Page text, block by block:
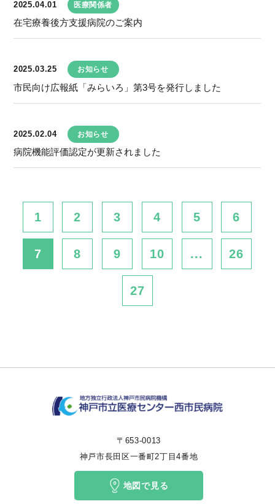
2025.04.01 医療関係者
在宅療養後方支援病院のご案内
2025.03.25 お知らせ
市民向け広報紙「みらいろ」第3号を発行しました
2025.02.04 お知らせ
病院機能評価認定が更新されました
1 2 3 4 5 6
7 8 9 10 ... 26
27
〒653-0013
神戸市長田区一番町2丁目4番地
地図で見る